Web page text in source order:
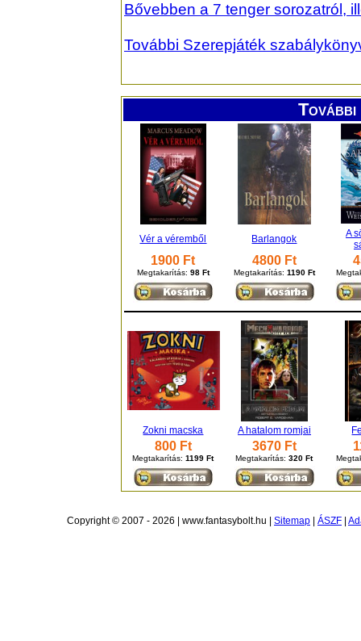
Bővebben a 7 tenger sorozatról,
További Szerepjáték
Vér a véremből Barlangok
A
1900 Ft
Megtakarítás: 98 Ft
4800 Ft
Megtakarítás: 1190 Ft
Zokni macska A hatalom romjai
800 Ft
Megtakarítás:1199 Ft
3670 Ft
Megtakarítás:320 Ft
Copyright © 2007 - 2026 | www.fantasybolt.hu | Sitemap ÁSZF